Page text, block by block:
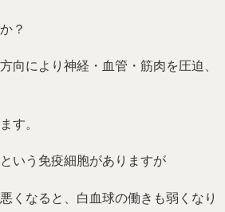
？
向により神経・血管・筋肉を圧迫、
す。
いう免疫細胞がありますが
くなると、白血球の働きも弱くなり